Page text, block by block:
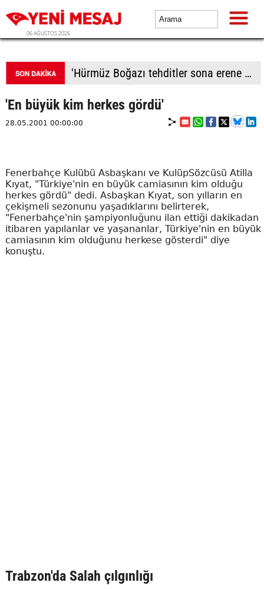
06 AĞUSTOS 2026
Tekirdağ'da kırmızı ışıkta bekleyen tıra çarptı
'En büyük kim herkes gördü'
28.05.2001 00:00:00
Fenerbahçe Kulübü Asbaşkanı ve KulüpSözcüsü Atilla
Kıyat, "Türkiye'nin en büyük camiasının kim olduğu
herkes gördü" dedi. Asbaşkan Kıyat, son yılların en
çekişmeli sezonunu yaşadıklarını belirterek,
"Fenerbahçe'nin şampiyonluğunu ilan ettiği dakikadan
itibaren yapılanlar ve yaşananlar, Türkiye'nin en büyük
camiasının kim olduğunu herkese gösterdi" diye
konuştu.
Trabzon'da Salah çılgınlığı